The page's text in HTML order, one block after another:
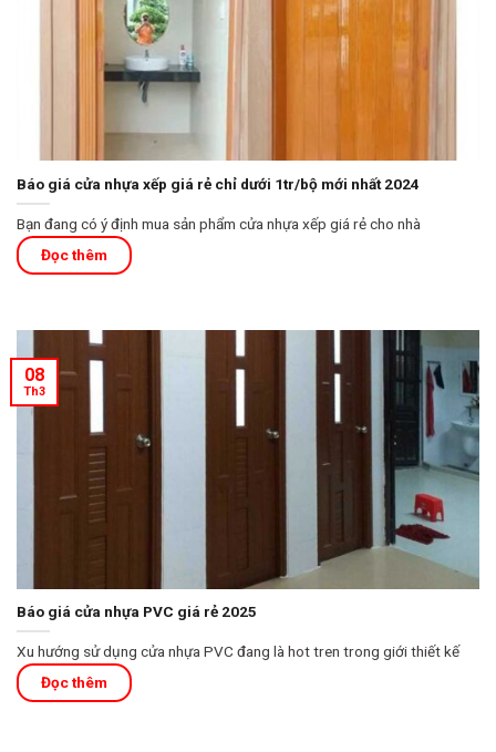
Báo giá cửa nhựa xếp giá rẻ chỉ dưới 1tr/bộ mới nhất 2024
Bạn đang có ý định mua sản phẩm cửa nhựa xếp giá rẻ cho nhà
Báo giá cửa nhựa PVC giá rẻ 2025
Xu hướng sử dụng cửa nhựa PVC đang là hot tren trong giới thiết kế
08
Th3